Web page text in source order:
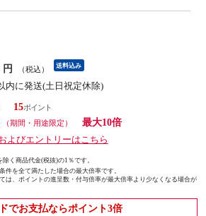
円 （税込） 送料込み
内に発送(土日祝定休除)
15
（期間・用途限定）
最大10倍
よびエントリーはこちら
く商品代金(税抜)の1％です。
件を全て満たした場合の最大倍率です。
は、ポイントの進呈数・付与倍率が最大倍率より少なくなる場合が
でお支払ならポイント3倍